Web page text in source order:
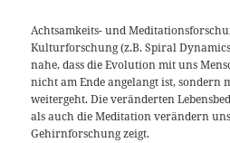
Achtsamkeits- und
Kulturforschung (z.B. Spiral
nahe, dass die Evolution mit uns
nicht am Ende angelangt ist, sondern
weitergeht. Die veränderten
als auch die Meditation verändern
Gehirnforschung zeigt.